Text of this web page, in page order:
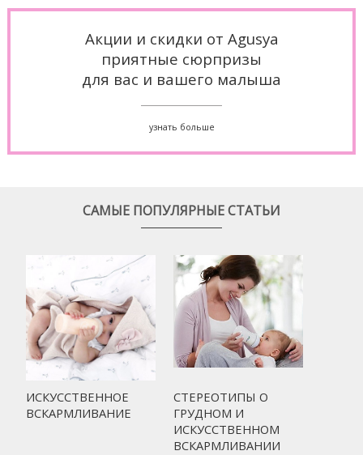
Акции и скидки от Agusya
приятные сюрпризы
для вас и вашего малыша
узнать больше
САМЫЕ ПОПУЛЯРНЫЕ СТАТЬИ
ИСКУССТВЕННОЕ
ВСКАРМЛИВАНИЕ
СТЕРЕОТИПЫ О
ГРУДНОМ И
ИСКУССТВЕННОМ
ВСКАРМЛИВАНИИ